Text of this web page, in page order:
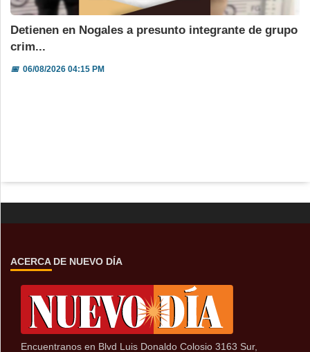
Detienen en Nogales a presunto integrante de grupo
crim...
📅06/08/2026 04:15 PM
ACERCA DE NUEVO DÍA
Encuentranos en Blvd Luis Donaldo Colosio 3163 Sur,